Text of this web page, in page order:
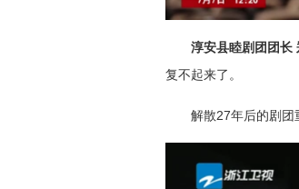
淳安县睦剧团团长
复不起来了。
解散27年后的剧团